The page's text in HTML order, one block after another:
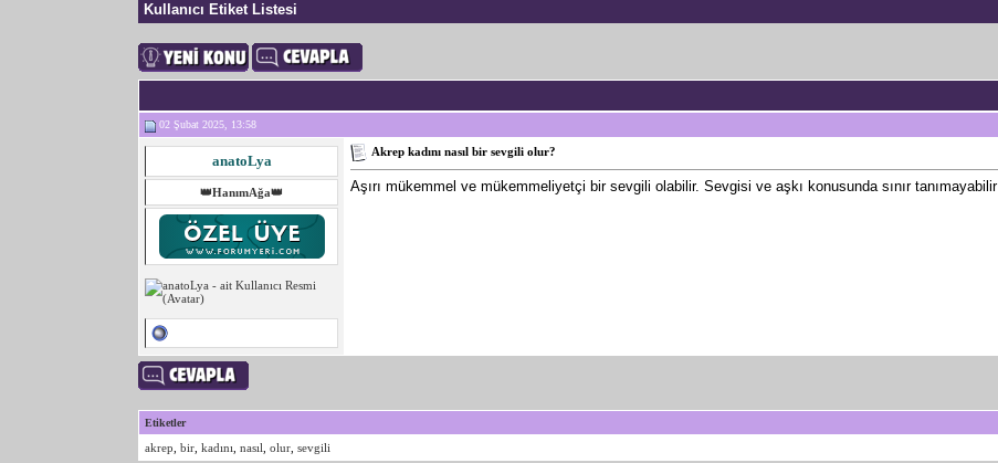
Kullanıcı Etiket Listesi
02 Şubat 2025, 13:58
anatoLya
👑HanımAğa👑
Akrep kadını nasıl bir sevgili olur?
Aşırı mükemmel ve mükemmeliyetçi bir sevgili olabilir. Sevgisi ve aşkı konusunda sınır
Etiketler
akrep ,bir ,kadını ,nasıl ,olur ,sevgili